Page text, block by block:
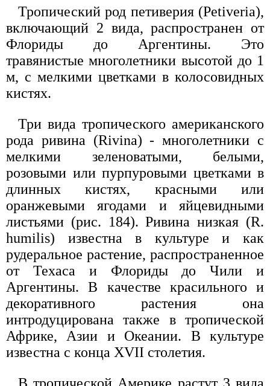
Тропический род петиверия (Petiveria),
включающий 2 вида, распространен от
Флориды до Аргентины. Это
травянистые многолетники высотой до 1
м, с мелкими цветками в колосовидных
кистях.
Три вида тропического американского
рода ривина (Rivina) - многолетники с
мелкими зеленоватыми, белыми,
розовыми или пурпуровыми цветками в
длинных кистях, красными или
оранжевыми ягодами и яйцевидными
листьями (рис. 184). Ривина низкая (R.
humilis) известна в культуре и как
рудеральное растение, распространенное
от Техаса и Флориды до Чили и
Аргентины. В качестве красильного и
декоративного растения она
интродуцирована также в тропической
Африке, Азии и Океании. В культуре
известна с конца XVII столетия.